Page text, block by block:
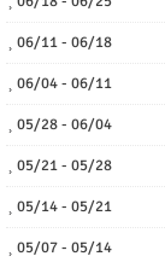
06/11 - 06/18
06/04 - 06/11
05/28 - 06/04
05/21 - 05/28
05/14 - 05/21
05/07 - 05/14